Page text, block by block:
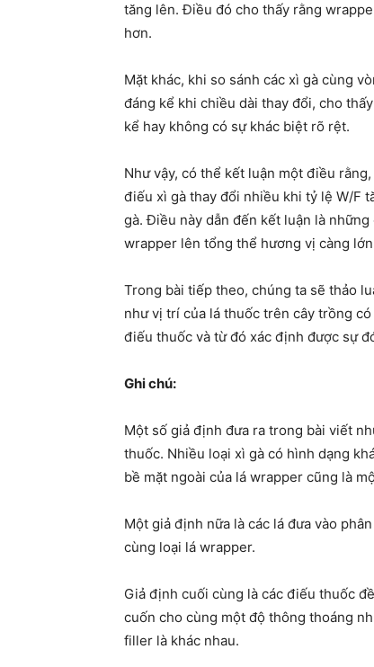
tăng lên. Điều đó cho thấy rằng
hơn.
Mặt khác, khi so sánh các xì gà cùng
đáng kể khi chiều dài thay đổi, cho
kể hay không có sự khác biệt rõ rệt.
Như vậy, có thể kết luận một điều
điếu xì gà thay đổi nhiều khi tỷ lệ W/F
gà. Điều này dẫn đến kết luận là
wrapper lên tổng thể hương vị càng
Trong bài tiếp theo, chúng ta sẽ thảo
như vị trí của lá thuốc trên cây trồng
điếu thuốc và từ đó xác định được sự
Ghi chú:
Một số giả định đưa ra trong bài viết
thuốc. Nhiều loại xì gà có hình dạng
bề mặt ngoài của lá wrapper cũng là
Một giả định nữa là các lá đưa vào
cùng loại lá wrapper.
Giả định cuối cùng là các điếu thuốc
cuốn cho cùng một độ thông thoáng
filler là khác nhau.